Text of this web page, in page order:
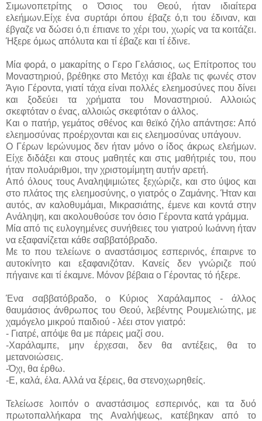
Σιμωνοπετρίτης ο Όσιος του Θεού, ήταν ιδιαίτερα
ελεήμων.Είχε ένα συρτάρι όπου έβαζε ό,τι του έδιναν, και
έβγαζε να δώσει ό,τι έπιανε το χέρι του, χωρίς να τα κοιτάζει.
Ήξερε όμως απόλυτα και τί έβαζε και τί έδινε.
Μία φορά, ο μακαρίτης ο Γερο Γελάσιος, ως Επίτροπος του
Μοναστηριού, βρέθηκε στο Μετόχι και έβαλε τις φωνές στον
Άγιο Γέροντα, γιατί τάχα είναι πολλές ελεημοσύνες που δίνει
και ξοδεύει τα χρήματα του Μοναστηριού. Αλλοιώς
σκεφτόταν ο ένας, αλλοιώς σκεφτόταν ο άλλος.
Και ο πατήρ, γεμάτος σθένος και θεϊκό ζήλο απάντησε: Από
ελεημοσύνας προέρχονται και εις ελεημοσύνας υπάγουν.
Ο Γέρων Ιερώνυμος δεν ήταν μόνο ο ίδος άκρως ελεήμων.
Είχε διδάξει και στους μαθητές και στις μαθήτριές του, που
ήταν πολυάριθμοι, την χριστομίμητη αυτήν αρετή.
Από όλους τους Αναληψιμιώτες ξεχώριζε, και στο ύψος και
στο πλάτος της ελεημοσύνης, ο γιατρός ο Ζαμάνης. Ήταν και
αυτός, αν καλοθυμάμαι, Μικρασιάτης, έμενε και κοντά στην
Ανάληψη, και ακολουθούσε τον όσιο Γέροντα κατά γράμμα.
Μία από τις ευλογημένες συνήθειες του γιατρού Ιωάννη ήταν
να εξαφανίζεται κάθε σαββατόβραδο.
Με το που τελείωνε ο αναστάσιμος εσπερινός, έπαιρνε το
αυτοκίνητο και εξαφανιζόταν. Κανείς δεν γνώριζε πού
πήγαινε και τί έκαμνε. Μόνον βέβαια ο Γέροντας τό ήξερε.
Ένα σαββατόβραδο, ο Κύριος Χαράλαμπος - άλλος
θαυμάσιος άνθρωπος του Θεού, λεβέντης Ρουμελιώτης, με
χαμόγελο μικρού παιδιού - λέει στον γιατρό:
- Γιατρέ, απόψε θα με πάρεις μαζί σου.
-Χαράλαμπε, μην έρχεσαι, δεν θα αντέξεις, θα το
μετανοιώσεις.
-Όχι, θα έρθω.
-Ε, καλά, έλα. Αλλά να ξέρεις, θα στενοχωρηθείς.
Τελείωσε λοιπόν ο αναστάσιμος εσπερινός, και τα δυό
πρωτοπαλλήκαρα της Αναλήψεως, κατέβηκαν από το